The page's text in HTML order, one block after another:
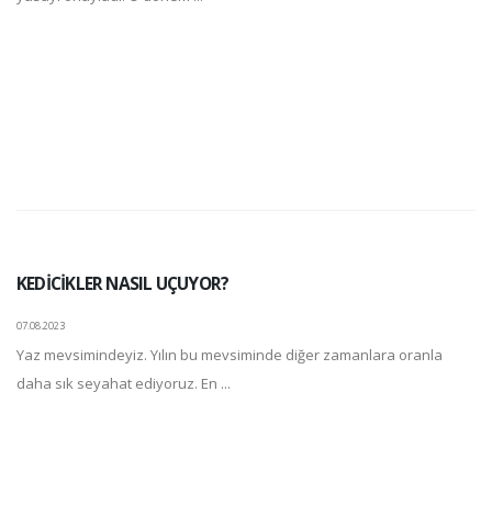
KEDİCİKLER NASIL UÇUYOR?
07.08.2023
Yaz mevsimindeyiz. Yılın bu mevsiminde diğer zamanlara oranla
daha sık seyahat ediyoruz. En ...